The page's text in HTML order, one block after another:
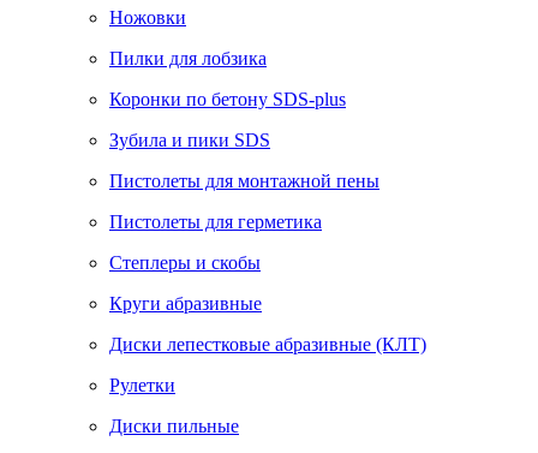
Ножовки
Пилки для лобзика
Коронки по бетону SDS-plus
Зубила и пики SDS
Пистолеты для монтажной пены
Пистолеты для герметика
Степлеры и скобы
Круги абразивные
Диски лепестковые абразивные (КЛТ)
Рулетки
Диски пильные